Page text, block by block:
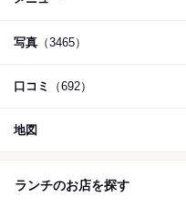
写真 （3465）
口コミ （692）
地図
ランチのお店を探す